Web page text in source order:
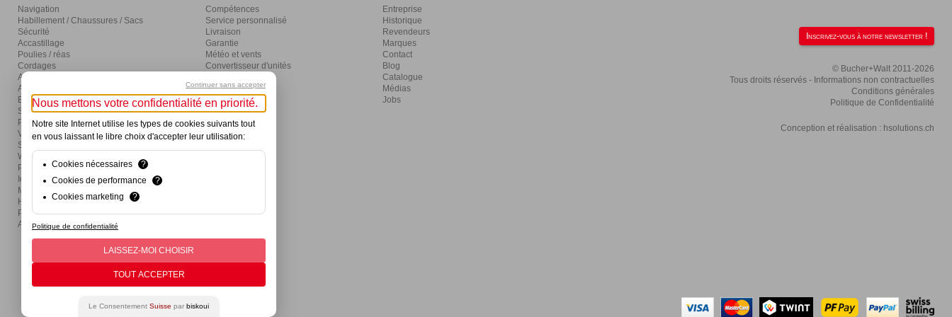
Navigation
Habillement / Chaussures / Sacs
Sécurité
Accastillage
Poulies / réas
Cordages
Amarrage / mouillage / moteurs
Aménagement
Eclairage / électricité
Sanitaires / pompes
Produits d'entretien
Visser / coller / outils
Ski nautique / wake / fun / SUP
Wind / Surf / Foil
Pêche
Idées cadeaux et activités
Mon premier bateau
Hivernage
Produits de divertissement
Actions
Compétences
Service personnalisé
Livraison
Garantie
Météo et vents
Convertisseur d'unités
Distribution
Entreprise
Historique
Revendeurs
Marques
Contact
Blog
Catalogue
Médias
Jobs
Inscrivez-vous à notre newsletter !
© Bucher+Walt 2011-2026
Tous droits réservés - Informations non contractuelles
Conditions générales
Politique de Confidentialité
Conception et réalisation : hsolutions.ch
Continuer sans accepter
Nous mettons votre confidentialité en priorité.
Notre site Internet utilise les types de cookies suivants tout
en vous laissant le libre choix d'accepter leur utilisation:
Cookies nécessaires
?
Cookies de performance
?
Cookies marketing
?
Politique de confidentialité
LAISSEZ-MOI CHOISIR
TOUT ACCEPTER
Le Consentement Suisse par biskoui